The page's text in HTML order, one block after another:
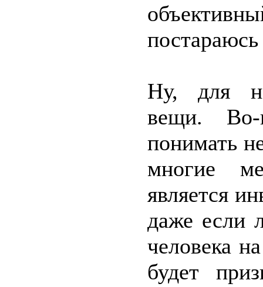
Ну, для
вещи.
понимать
многие
является
даже если
человека
будет